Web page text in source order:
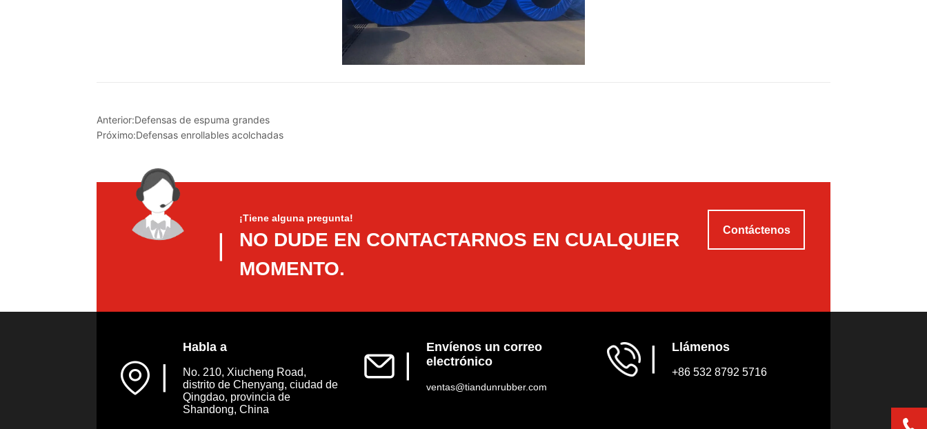
Anterior:Defensas de espuma grandes
Próximo:Defensas enrollables acolchadas
¡Tiene alguna pregunta!
NO DUDE EN CONTACTARNOS EN CUALQUIER
MOMENTO.
Contáctenos
Habla a
No. 210, Xiucheng Road,
distrito de Chenyang, ciudad de
Qingdao, provincia de
Shandong, China
Envíenos un correo
electrónico
ventas@tiandunrubber.com
Llámenos
+86 532 8792 5716